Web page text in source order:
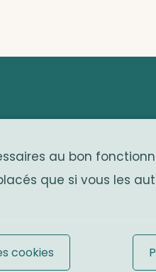
au bon
que si vous les
cookies
Keingiaert